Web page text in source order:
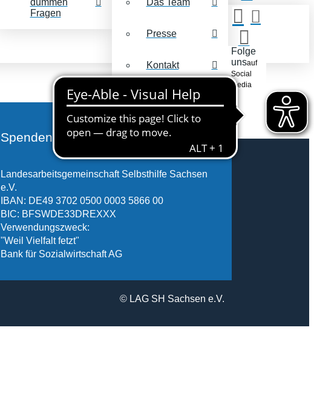
dummen
Fragen
Das Team
Presse
Kontakt
Folge
unsauf
Social
Media
Spendenkonto
Landesarbeitsgemeinschaft Selbsthilfe Sachsen
e.V.
IBAN: DE49 3702 0500 0003 5866 00
BIC: BFSWDE33DREXXX
Verwendungszweck:
"Weil Vielfalt fetzt"
Bank für Sozialwirtschaft AG
© LAG SH Sachsen e.V.